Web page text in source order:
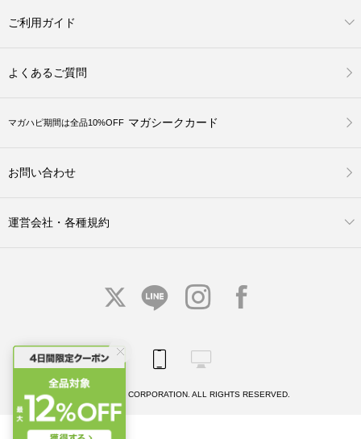
ご利用ガイド
よくあるご質問
マガハピ期間は全品10%OFF マガシークカード
お問い合わせ
運営会社・各種規約
© MAGASEEK CORPORATION. ALL RIGHTS RESERVED.